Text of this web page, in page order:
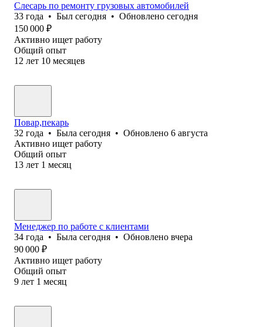
Слесарь по ремонту грузовых автомобилей
33 года • Был сегодня • Обновлено сегодня
150 000 ₽
Активно ищет работу
Общий опыт
12 лет 10 месяцев
Повар,пекарь
32 года • Была сегодня • Обновлено 6 августа
Активно ищет работу
Общий опыт
13 лет 1 месяц
Менеджер по работе с клиентами
34 года • Была сегодня • Обновлено вчера
90 000 ₽
Активно ищет работу
Общий опыт
9 лет 1 месяц